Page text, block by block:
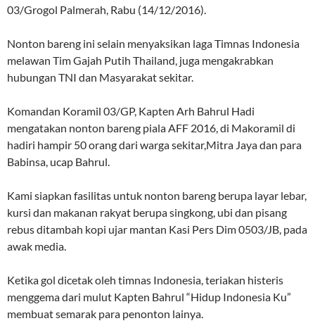
03/Grogol Palmerah, Rabu (14/12/2016).
Nonton bareng ini selain menyaksikan laga Timnas Indonesia
melawan Tim Gajah Putih Thailand, juga mengakrabkan
hubungan TNI dan Masyarakat sekitar.
Komandan Koramil 03/GP, Kapten Arh Bahrul Hadi
mengatakan nonton bareng piala AFF 2016, di Makoramil di
hadiri hampir 50 orang dari warga sekitar,Mitra Jaya dan para
Babinsa, ucap Bahrul.
Kami siapkan fasilitas untuk nonton bareng berupa layar lebar,
kursi dan makanan rakyat berupa singkong, ubi dan pisang
rebus ditambah kopi ujar mantan Kasi Pers Dim 0503/JB, pada
awak media.
Ketika gol dicetak oleh timnas Indonesia, teriakan histeris
menggema dari mulut Kapten Bahrul “Hidup Indonesia Ku”
membuat semarak para penonton lainya.